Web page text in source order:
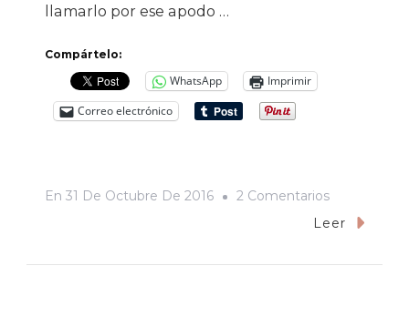
llamarlo por ese apodo …
Compártelo:
WhatsApp
Imprimir
Correo electrónico
En 31 De Octubre De 2016 2 ComentariosEn
La
Leer